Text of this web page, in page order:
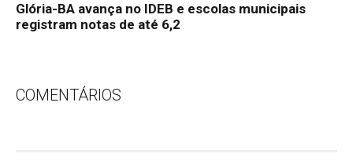
Glória-BA avança no IDEB e escolas municipais
registram notas de até 6,2
COMENTÁRIOS